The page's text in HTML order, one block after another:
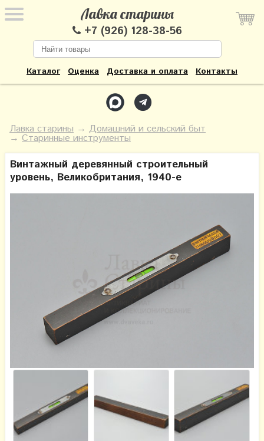
Лавка старины
+7 (926) 128-38-56
Каталог Оценка Доставка и оплата Контакты
Лавка старины → Домашний и сельский быт
→ Старинные инструменты
Винтажный деревянный строительный
уровень, Великобритания, 1940-е